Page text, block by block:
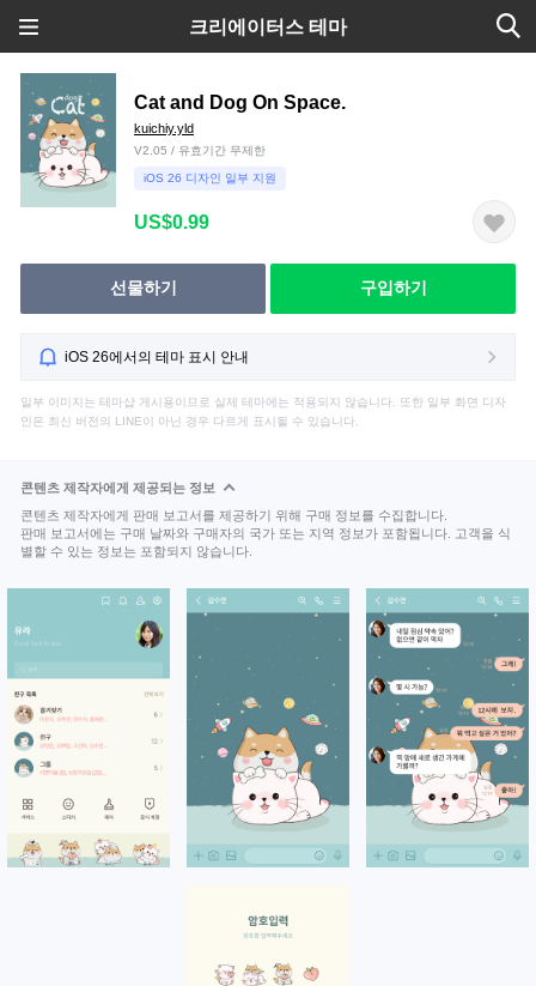
크리에이터스 테마
Cat and Dog On Space.
kuichiy.yld
V2.05 / 유효기간 무제한
iOS 26 디자인 일부 지원
US$0.99
선물하기 구입하기
iOS 26에서의 테마 표시 안내
일부 이미지는 테마샵 게시용이므로 실제 테마에는 적용되지 않습니다. 또한 일부 화면 디자
인은 최신 버전의 LINE이 아닌 경우 다르게 표시될 수 있습니다.
콘텐츠 제작자에게 제공되는 정보
콘텐츠 제작자에게 판매 보고서를 제공하기 위해 구매 정보를 수집합니다.
판매 보고서에는 구매 날짜와 구매자의 국가 또는 지역 정보가 포함됩니다. 고객을 식
별할 수 있는 정보는 포함되지 않습니다.